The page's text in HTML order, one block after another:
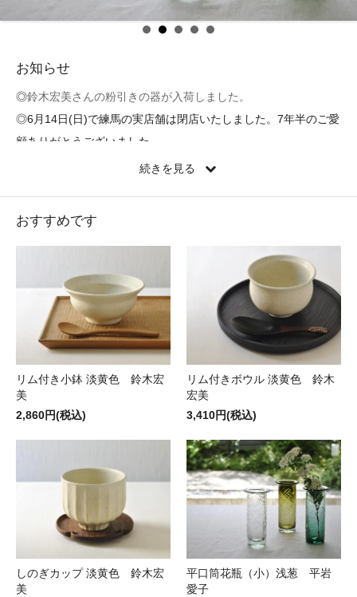
お知らせ
◎鈴木宏美さんの粉引きの器が入荷しました。
◎6月14日(日)で練馬の実店舗は閉店いたしました。7年半のご愛
顧ありがとうございました。
続きを見る
おすすめです
リム付き小鉢 淡黄色 鈴木宏
美
2,860円(税込)
リム付きボウル 淡黄色 鈴木
宏美
3,410円(税込)
しのぎカップ 淡黄色 鈴木宏
美
平口筒花瓶（小）浅葱 平岩
愛子